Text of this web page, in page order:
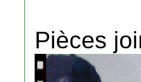
Pièces